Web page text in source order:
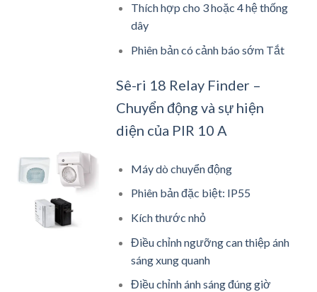
Thích hợp cho 3 hoặc 4 hệ thống
dây
Phiên bản có cảnh báo sớm Tắt
Sê-ri 18 Relay Finder –
Chuyển động và sự hiện
diện của PIR 10 A
Máy dò chuyển động
Phiên bản đặc biệt: IP55
Kích thước nhỏ
Điều chỉnh ngưỡng can thiệp ánh
sáng xung quanh
Điều chỉnh ánh sáng đúng giờ